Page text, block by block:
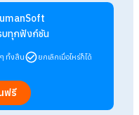
คคลสำคัญอย่างไรกับ
ตกหล่น
รวดเร็ว ทุกอย่างในชีวิตประจำ
ญหา ในโลกของการทำงานก็เ
คล HumanSoft นอกจากจะ